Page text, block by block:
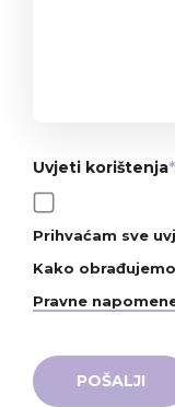
Uvjeti korištenja*
Prihvaćam sve
Kako
Pravne